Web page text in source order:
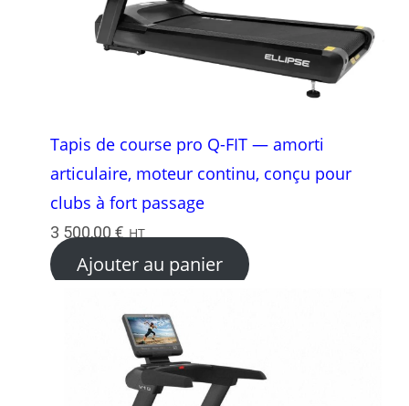
Tapis de course pro Q-FIT — amorti
articulaire, moteur continu, conçu pour
clubs à fort passage
3 500,00 € HT
Ajouter au panier